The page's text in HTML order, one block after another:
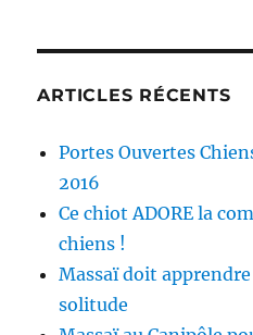
ARTICLES RÉCENTS
Portes Ouvertes
2016
Ce chiot ADORE la
chiens !
Massaï doit
solitude